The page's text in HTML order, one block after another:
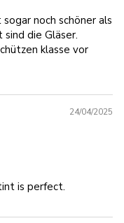
noch schöner als
die Gläser.
klasse vor
24/04/2025
is perfect.